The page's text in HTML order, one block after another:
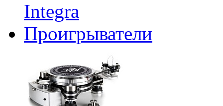
Integra
Проигрыватели